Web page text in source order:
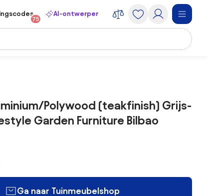
75
AI-ontwerper
Polywood (teakfinish) Grijs-
Garden Furniture Bilbao
Ga naar Tuinmeubelshop